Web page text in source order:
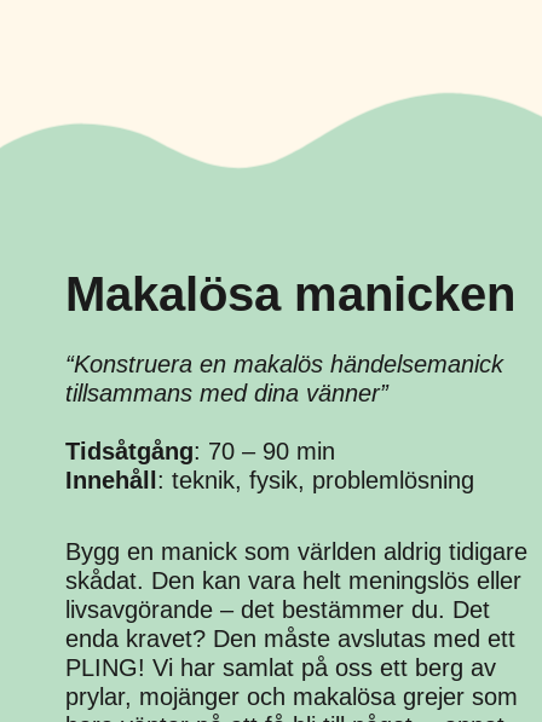
Makalösa manicken
“Konstruera en makalös händelsemanick
tillsammans med dina vänner”
Tidsåtgång: 70 – 90 min
Innehåll : teknik, fysik, problemlösning
Bygg en manick som världen aldrig tidigare
skådat. Den kan vara helt meningslös eller
livsavgörande – det bestämmer du. Det
enda kravet? Den måste avslutas med ett
PLING! Vi har samlat på oss ett berg av
prylar, mojänger och makalösa grejer som